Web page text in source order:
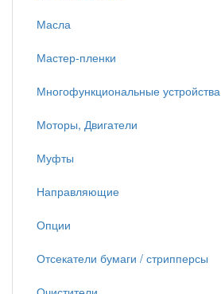
Масла
Мастер-пленки
Многофункциональные устройства
Моторы, Двигатели
Муфты
Направляющие
Опции
Отсекатели бумаги / стрипперсы